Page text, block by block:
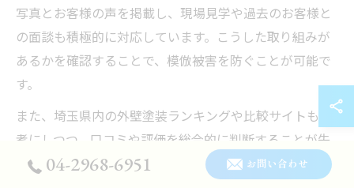
写真とお客様の声を掲載し、現場見学や過去のお客様と
の面談も積極的に対応しています。こうした取り組みが
あるかを確認することで、模倣被害を防ぐことが可能で
す。
また、埼玉県内の外壁塗装ランキングや比較サイトも参
考にしつつ、口コミや評価を総合的に判断することが失
敗回避のポイントです。
04-2968-6951 お問い合わせ